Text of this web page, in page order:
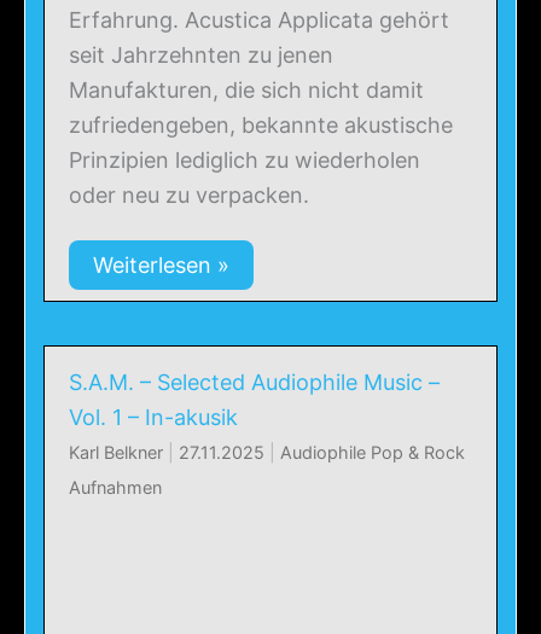
Erfahrung. Acustica Applicata gehört
seit Jahrzehnten zu jenen
Manufakturen, die sich nicht damit
zufriedengeben, bekannte akustische
Prinzipien lediglich zu wiederholen
oder neu zu verpacken.
Weiterlesen »
S.A.M. – Selected Audiophile Music –
Vol. 1 – In-akusik
Karl Belkner 27.11.2025
Audiophile Pop & Rock
Aufnahmen